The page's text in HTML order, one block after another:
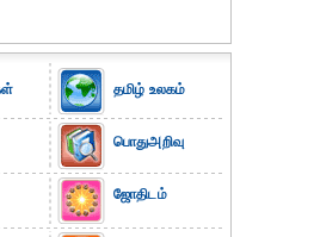
தமிழ் உலகம்
பொதுஅறிவு
ஜோதிடம்